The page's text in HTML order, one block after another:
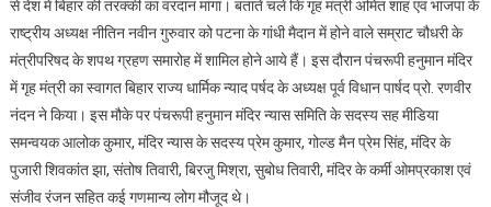
की
पंचरूपी
हनुमान
पूजा
अर्चना
से देश में बिहार की तरक्की का वरदान मांगा। बतातें चलें कि गृह मंत्री अमित शाह एवं भाजपा के
राष्ट्रीय अध्यक्ष नीतिन नवीन गुरुवार को पटना के गांधी मैदान में होने वाले सम्राट चौधरी के
मंत्रीपरिषद के शपथ ग्रहण समारोह में शामिल होने आये हैं। इस दौरान पंचरूपी हनुमान मंदिर
में गृह मंत्री का स्वागत बिहार राज्य धार्मिक न्याद पर्षद के अध्यक्ष पूर्व विधान पार्षद प्रो. रणवीर
नंदन ने किया। इस मौके पर पंचरूपी हनुमान मंदिर न्यास समिति के सदस्य सह मीडिया
समन्वयक आलोक कुमार, मंदिर न्यास के सदस्य प्रेम कुमार, गोल्ड मैन प्रेम सिंह, मंदिर के
पुजारी शिवकांत झा, संतोष तिवारी, बिरजु मिश्रा, सुबोध तिवारी, मंदिर के कर्मी ओमप्रकाश एवं
संजीव रंजन सहित कई गणमान्य लोग मौजूद थे।